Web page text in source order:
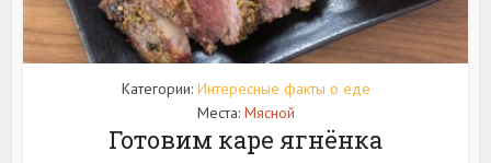
Категории: Интересные факты о еде
Места: Мясной
Готовим каре ягнёнка